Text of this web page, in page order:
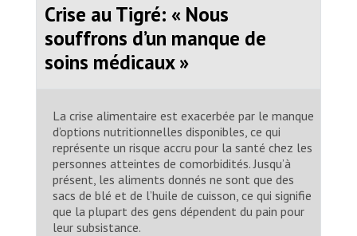
Crise au Tigré: « Nous
souffrons d’un manque de
soins médicaux »
La crise alimentaire est exacerbée par le manque
d’options nutritionnelles disponibles, ce qui
représente un risque accru pour la santé chez les
personnes atteintes de comorbidités. Jusqu’à
présent, les aliments donnés ne sont que des
sacs de blé et de l’huile de cuisson, ce qui signifie
que la plupart des gens dépendent du pain pour
leur subsistance.